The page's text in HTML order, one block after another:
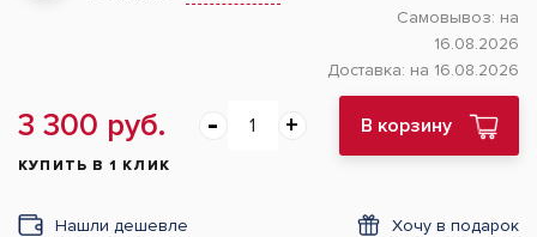
Самовывоз: на
16.08.2026
Доставка: на 16.08.2026
3 300 руб. В корзину
КУПИТЬ В 1 КЛИК
Нашли дешевле Хочу в подарок